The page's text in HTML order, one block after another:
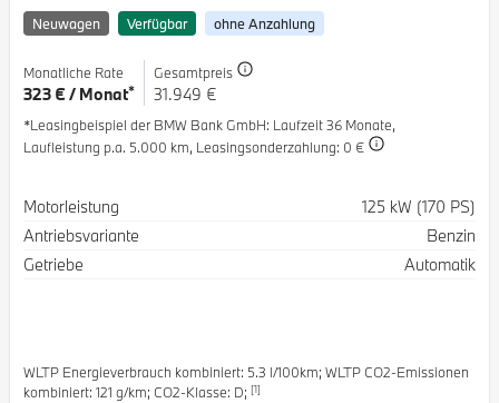
Neuwagen Verfügbar ohne Anzahlung
Monatliche Rate
323 € / Monat*
Gesamtpreis
31.949 €
*Leasingbeispiel der BMW Bank GmbH: Laufzeit 36 Monate,
Laufleistung p.a. 5.000 km, Leasingsonderzahlung: 0 €
Spezifikation
Motorleistung
125 kW (170 PS)
Antriebsvariante
Benzin
Getriebe
Automatik
WLTP Energieverbrauch kombiniert: 5.3 l/100km; WLTP CO2-Emissionen
kombiniert: 121 g/km; CO2-Klasse: D; [1]